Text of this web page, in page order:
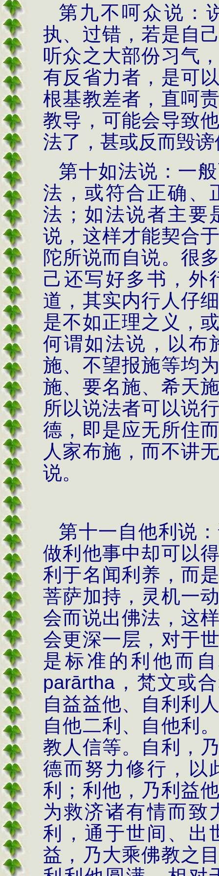
第九不呵众说：
执、过错，若是自
听众之大部份习气
有反省力者，是可
根基教差者，直呵
教导，可能会导致
法了，甚或反而毁
第十如法说：一
法，或符合正确、
法；如法说者主要
说，这样才能契合
陀所说而自说。很
己还写好多书，外
道，其实内行人仔
是不如正理之义，
何谓如法说，以布
施、不望报施等均
施、要名施、希天
所以说法者可以说
德，即是应无所住
人家布施，而不讲
说。
第十一自他利说：
做利他事中却可以
利于名闻利养，而
菩萨加持，灵机一
会而说出佛法，这
会更深一层，对于
是标准的利他而
parārtha ，梵文或
自益益他、自利利
自他二利、自他利
教人信等。自利，
德而努力修行，以
利；利他，乃利益
为救济诸有情而致
利，通于世间、出
益，乃大乘佛教之